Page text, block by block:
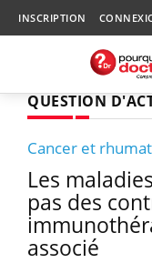
INSCRIPTION
QUESTION
Cancer et
Les
pas des
associé